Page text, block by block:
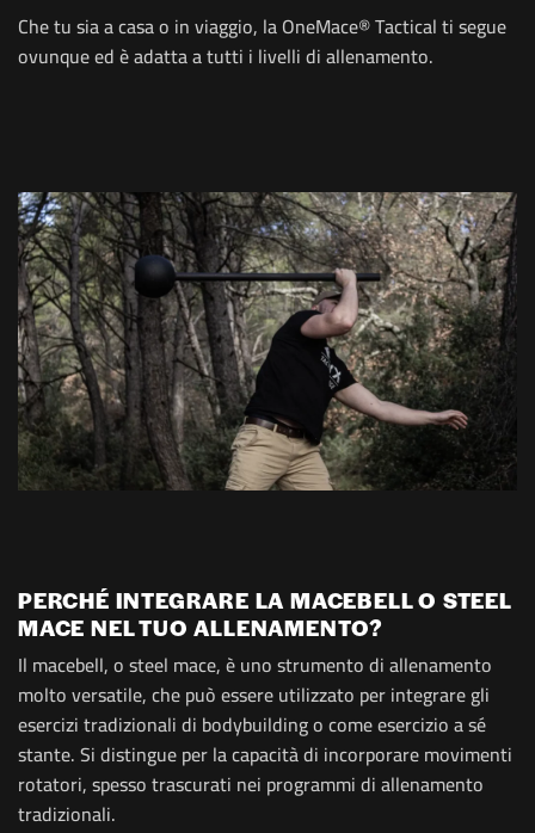
Che tu sia a casa o in viaggio, la OneMace® Tactical ti segue
ovunque ed è adatta a tutti i livelli di allenamento.
PERCHÉ INTEGRARE LA MACEBELL O STEEL
MACE NEL TUO ALLENAMENTO?
Il macebell, o steel mace, è uno strumento di allenamento
molto versatile, che può essere utilizzato per integrare gli
esercizi tradizionali di bodybuilding o come esercizio a sé
stante. Si distingue per la capacità di incorporare movimenti
rotatori, spesso trascurati nei programmi di allenamento
tradizionali.